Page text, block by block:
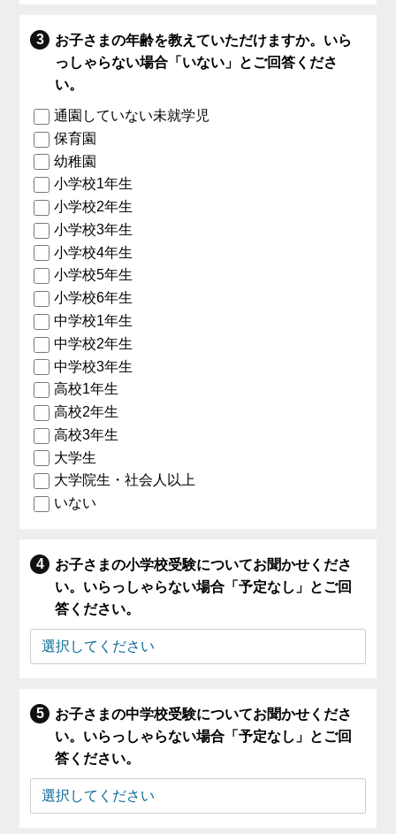
お子さまの年齢を教えていただけますか。いら
っしゃらない場合「いない」とご回答くださ
い。
通園していない未就学児
保育園
幼稚園
小学校1年生
小学校2年生
小学校3年生
小学校4年生
小学校5年生
小学校6年生
中学校1年生
中学校2年生
中学校3年生
高校1年生
高校2年生
高校3年生
大学生
大学院生・社会人以上
いない
お子さまの小学校受験についてお聞かせくださ
い。いらっしゃらない場合「予定なし」とご回
答ください。
お子さまの中学校受験についてお聞かせくださ
い。いらっしゃらない場合「予定なし」とご回
答ください。